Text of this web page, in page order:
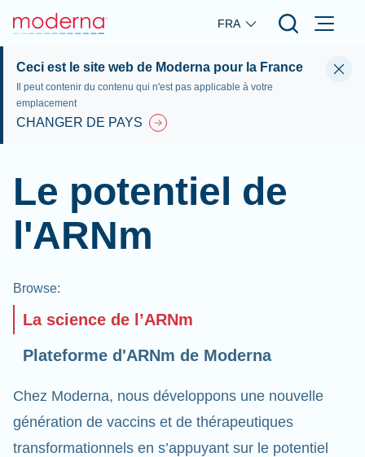
Skip to main content
FRA
Ceci est le site web de Moderna pour la France
Il peut contenir du contenu qui n'est pas applicable à votre
emplacement
CHANGER DE PAYS
Le potentiel de
l'ARNm
Browse:
La science de l’ARNm
Plateforme d'ARNm de Moderna
Chez Moderna, nous développons une nouvelle
génération de vaccins et de thérapeutiques
transformationnels en s’appuyant sur le potentiel